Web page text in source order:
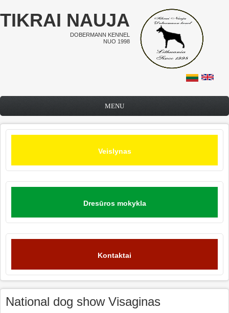
Pereiti į pagrindinį turinį
TIKRAI NAUJA
DOBERMANN KENNEL
NUO 1998
MENU
Veislynas
Dresūros mokykla
Kontaktai
National dog show Visaginas